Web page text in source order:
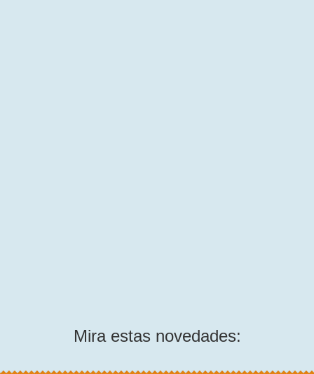
Mira estas novedades: